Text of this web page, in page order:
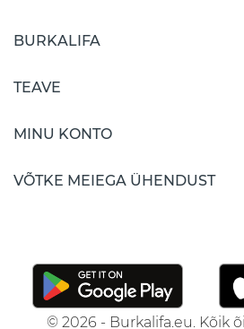
BURKALIFA
TEAVE
MINU KONTO
VÕTKE MEIEGA ÜHENDUST
© 2026 - Burkalifa.eu. Kõik